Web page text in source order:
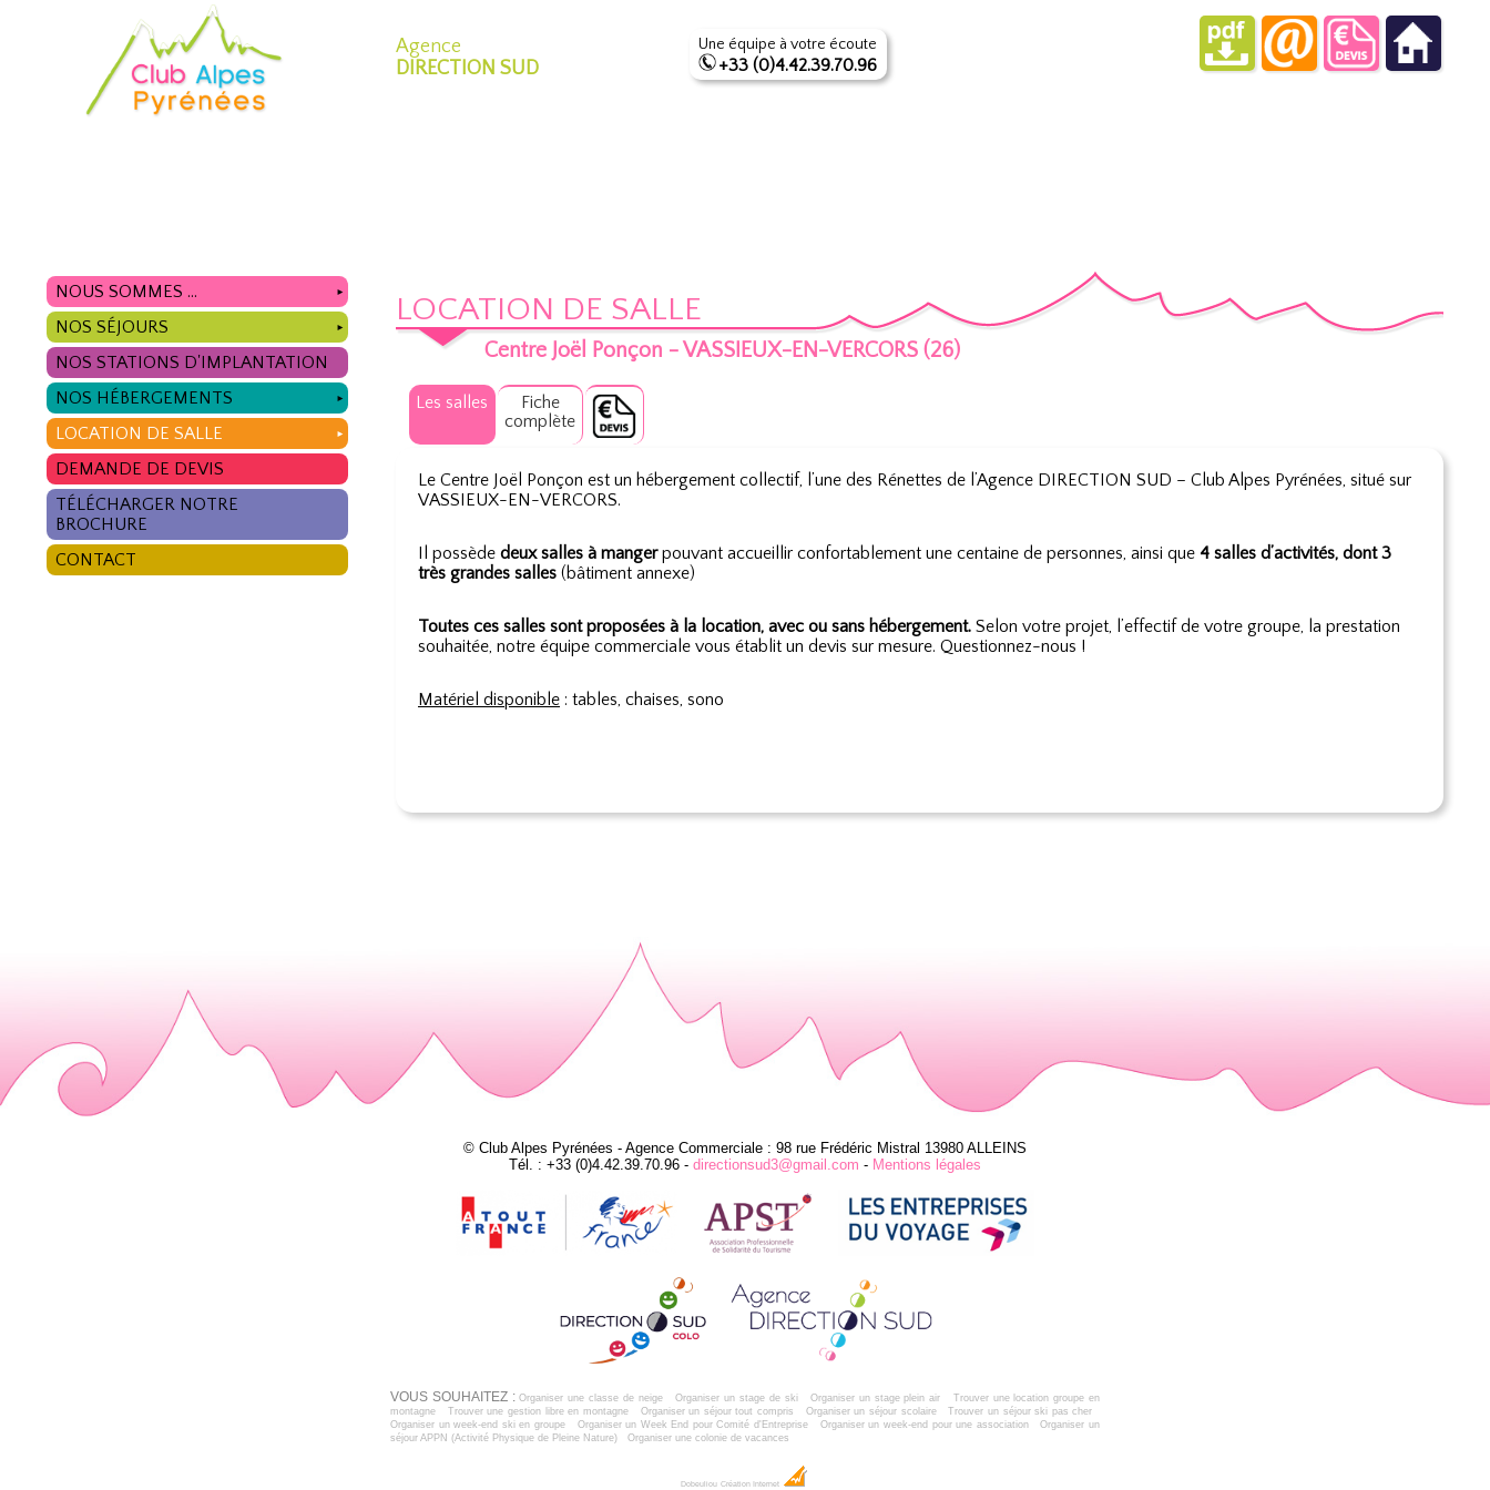
Agence
DIRECTION SUD
Une équipe à votre écoute
+33 (0)4.42.39.70.96
NOUS SOMMES ... ►
NOS SÉJOURS ►
NOS STATIONS D'IMPLANTATION
NOS HÉBERGEMENTS
►
LOCATION DE SALLE ►
DEMANDE DE DEVIS
TÉLÉCHARGER NOTRE
BROCHURE
CONTACT
LOCATION DE SALLE
Centre Joël Ponçon - VASSIEUX-EN-VERCORS (26)
Les salles
Fiche
complète
Le Centre Joël Ponçon est un hébergement collectif, l’une des Rénettes de l’Agence DIRECTION SUD – Club Alpes Pyrénées, situé sur
VASSIEUX-EN-VERCORS.
Il possède deux salles à mangerpouvant accueillir confortablement une centaine de personnes, ainsi que 4 salles d’activités, dont 3
très grandes salles (bâtiment annexe)
Toutes ces salles sont proposées à la location, avec ou sans hébergement. Selon votre projet, l’effectif de votre groupe, la prestation
souhaitée, notre équipe commerciale vous établit un devis sur mesure. Questionnez-nous !
Matériel disponible : tables, chaises, sono
© Club Alpes Pyrénées - Agence Commerciale : 98 rue Frédéric Mistral 13980 ALLEINS
Tél. : +33 (0)4.42.39.70.96 - directionsud3@gmail.com - Mentions légales
VOUS SOUHAITEZ :Organiser une classe de neige Organiser un stage de ski Organiser un stage plein air
Trouver une location groupe en
montagne
Trouver une gestion libre en montagne Organiser un séjour tout compris Organiser un séjour scolaire
Trouver un séjour ski pas cher
Organiser un week-end ski en groupe
Organiser un Week End pour Comité d'Entreprise Organiser un week-end pour une association
Organiser un
séjour APPN (Activité Physique de Pleine Nature)
Organiser une colonie de vacances
Dobeuliou Création Internet